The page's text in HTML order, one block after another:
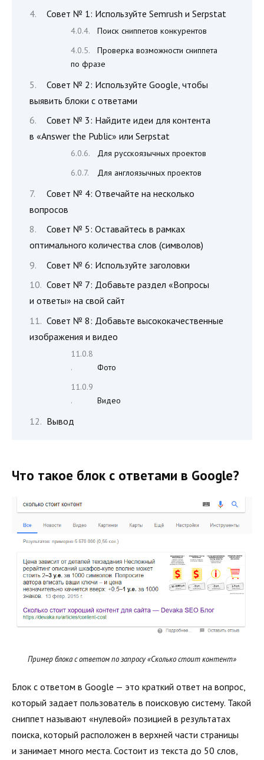
Совет № 1: Используйте Semrush и Serpstat
Поиск сниппетов конкурентов
Проверка возможности сниппета
по фразе
Совет № 2: Используйте Google, чтобы
выявить блоки с ответами
Совет № 3: Найдите идеи для контента
в «Answer the Public» или Serpstat
Для русскоязычных проектов
Для англоязычных проектов
Совет № 4: Отвечайте на несколько
вопросов
Совет № 5: Оставайтесь в рамках
оптимального количества слов (символов)
Совет № 6: Используйте заголовки
Совет № 7: Добавьте раздел «Вопросы
и ответы» на свой сайт
Совет № 8: Добавьте высококачественные
изображения и видео
Фото
Видео
Вывод
Что такое блок с ответами в Google?
Пример блока с ответом по запросу «Сколько стоит контент»
Блок с ответом в Google — это краткий ответ на вопрос,
который задает пользователь в поисковую систему. Такой
сниппет называют «нулевой» позицией в результатах
поиска, который расположен в верхней части страницы
и занимает много места. Состоит из текста до 50 слов,